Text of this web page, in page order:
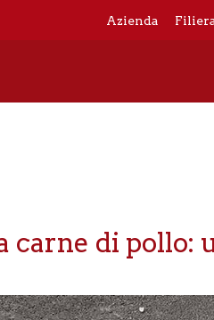
Azienda
carne di pollo: